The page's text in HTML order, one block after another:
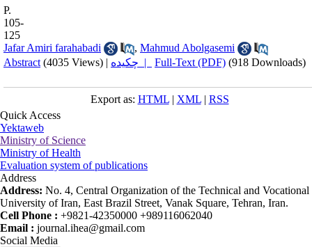
P.
105-
125
Jafar Amiri farahabadi
, Mahmud Abolgasemi
Abstract (4035 Views) | چکیده | Full-Text (PDF) (918 Downloads)
Export as: HTML| XML| RSS
Quick Access
Yektaweb
Ministry of Science
Ministry of Health
Evaluation system of publications
Address
Address: No. 4, Central Organization of the Technical and Vocational
University of Iran, East Brazil Street, Vanak Square, Tehran, Iran.
Cell Phone : +9821-42350000 +989116062040
Email : journal.ihea@gmail.com
Social Media